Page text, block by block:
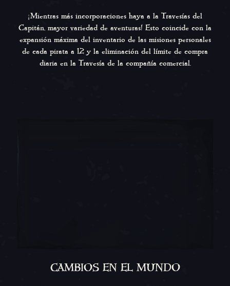
¡Mientras más incorporaciones haya a la Travesías del
Capitán, mayor variedad de aventuras! Esto coincide con la
expansión máxima del inventario de las misiones personales
de cada pirata a 12 y la eliminación del límite de compra
diaria en la Travesía de la compañía comercial.
CAMBIOS EN EL MUNDO